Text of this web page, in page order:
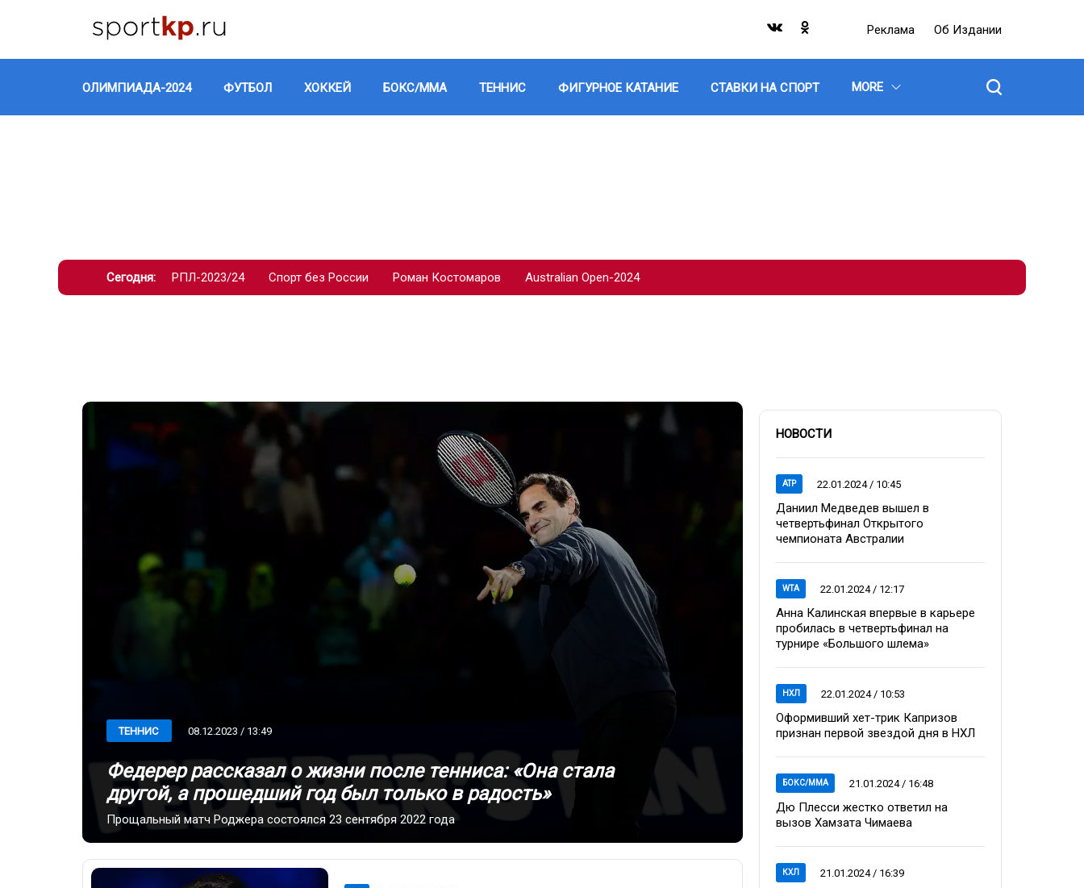
Реклама Об Издании
ОЛИМПИАДА-2024 ФУТБОЛ ХОККЕЙ БОКС/ММА ТЕННИС ФИГУРНОЕ КАТАНИЕ СТАВКИ НА СПОРТ MORE
Сегодня: РПЛ-2023/24 Спорт без России Роман Костомаров Australian Open-2024
ТЕННИС 08.12.2023 / 13:49
Федерер рассказал о жизни после тенниса: «Она стала
другой, а прошедший год был только в радость»
Прощальный матч Роджера состоялся 23 сентября 2022 года
НОВОСТИ
ATP 22.01.2024 / 10:45
Даниил Медведев вышел в
четвертьфинал Открытого
чемпионата Австралии
WTA 22.01.2024 / 12:17
Анна Калинская впервые в карьере
пробилась в четвертьфинал на
турнире «Большого шлема»
НХЛ 22.01.2024 / 10:53
Оформивший хет-трик Капризов
признан первой звездой дня в НХЛ
БОКС/ММА 21.01.2024 / 16:48
Дю Плесси жестко ответил на
вызов Хамзата Чимаева
КХЛ 21.01.2024 / 16:39